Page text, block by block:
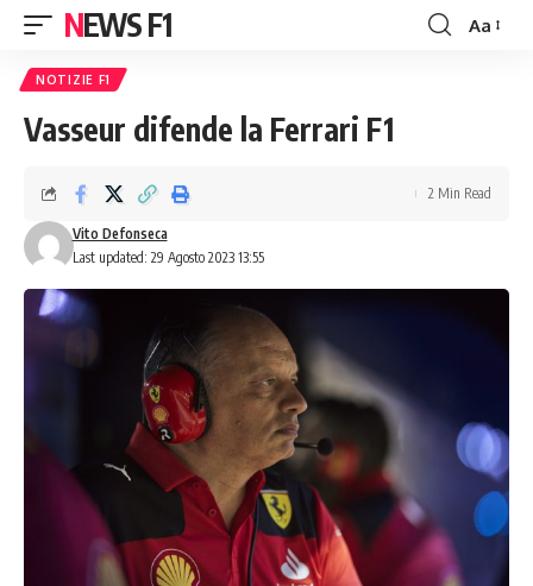
NEWS F1
Font
Aa
NOTIZIE F1
Vasseur difende la Ferrari F1
Last updated: 29 Agosto 2023 13:55
Vito Defonseca
2 Min Read